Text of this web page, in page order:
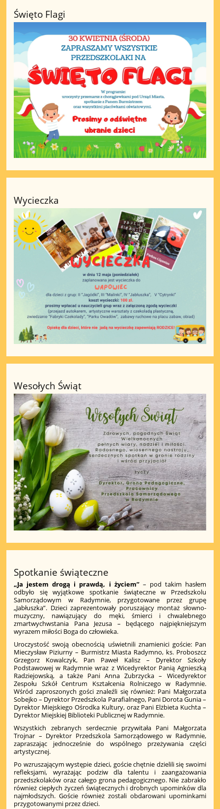
Święto Flagi
Wycieczka
Wesołych Świąt
Spotkanie świąteczne
„Ja jestem drogą i prawdą, i życiem”– pod takim hasłem
odbyło się wyjątkowe spotkanie świąteczne w Przedszkolu
Samorządowym w Radymnie, przygotowane przez grupę
„Jabłuszka”. Dzieci zaprezentowały poruszający montaż słowno-
muzyczny, nawiązujący do męki, śmierci i chwalebnego
zmartwychwstania Pana Jezusa – będącego najpiękniejszym
wyrazem miłości Boga do człowieka.
Uroczystość swoją obecnością uświetnili znamienici goście: Pan
Mieczysław Piziurny – Burmistrz Miasta Radymno, ks. Proboszcz
Grzegorz Kowalczyk, Pan Paweł Kalisz – Dyrektor Szkoły
Podstawowej w Radymnie wraz z Wicedyrektor Panią Agnieszką
Radziejowską, a także Pani Anna Zubrzycka – Wicedyrektor
Zespołu Szkół Centrum Kształcenia Rolniczego w Radymnie.
Wśród zaproszonych gości znaleźli się również: Pani Małgorzata
Sobejko – Dyrektor Przedszkola Parafialnego, Pani Dorota Gunia –
Dyrektor Miejskiego Ośrodka Kultury, oraz Pani Elżbieta Kuchta –
Dyrektor Miejskiej Biblioteki Publicznej w Radymnie.
Wszystkich zebranych serdecznie przywitała Pani Małgorzata
Trojnar – Dyrektor Przedszkola Samorządowego w Radymnie,
zapraszając jednocześnie do wspólnego przeżywania części
artystycznej.
Po wzruszającym występie dzieci, goście chętnie dzielili się swoimi
refleksjami, wyrażając podziw dla talentu i zaangażowania
przedszkolaków oraz całego grona pedagogicznego. Nie zabrakło
również ciepłych życzeń świątecznych i drobnych upominków dla
najmłodszych. Goście również zostali obdarowani upominkami
przygotowanymi przez dzieci.